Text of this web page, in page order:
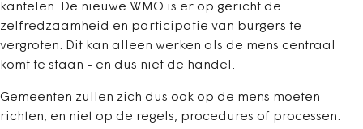
kantelen. De nieuwe WMO is er op gericht de
zelfredzaamheid en participatie van burgers te
vergroten. Dit kan alleen werken als de mens centraal
komt te staan - en dus niet de handel.
Gemeenten zullen zich dus ook op de mens moeten
richten, en niet op de regels, procedures of processen.